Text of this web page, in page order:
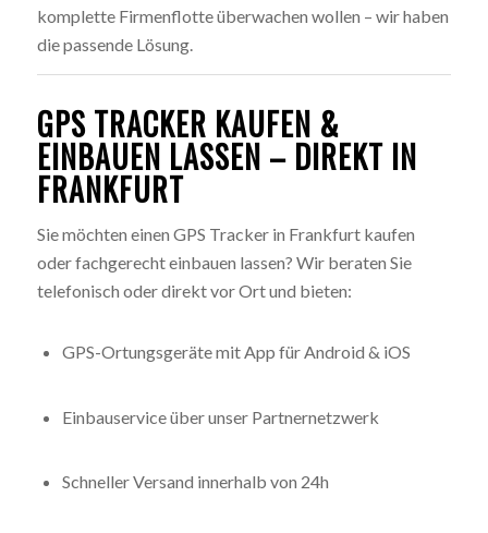
komplette Firmenflotte überwachen wollen – wir haben
die passende Lösung.
GPS TRACKER KAUFEN &
EINBAUEN LASSEN – DIREKT IN
FRANKFURT
Sie möchten einen GPS Tracker in Frankfurt kaufen
oder fachgerecht einbauen lassen? Wir beraten Sie
telefonisch oder direkt vor Ort und bieten:
GPS-Ortungsgeräte mit App für Android & iOS
Einbauservice über unser Partnernetzwerk
Schneller Versand innerhalb von 24h